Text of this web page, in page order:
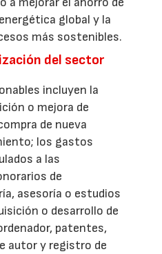
global y la
más sostenibles.
del sector
incluyen la
o mejora de
de nueva
los gastos
a las
de
asesoría o estudios
o desarrollo de
patentes,
autor y registro de